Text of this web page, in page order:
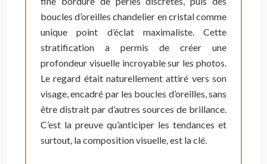
boucles d’oreilles chandelier en cristal comme
unique point d’éclat maximaliste. Cette
stratification a permis de créer une
profondeur visuelle incroyable sur les photos.
Le regard était naturellement attiré vers son
visage, encadré par les boucles d’oreilles, sans
être distrait par d’autres sources de brillance.
C’est la preuve qu’anticiper les tendances et
surtout, la composition visuelle, est la clé.